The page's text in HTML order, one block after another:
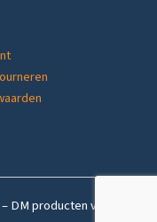
DM producten voordelig